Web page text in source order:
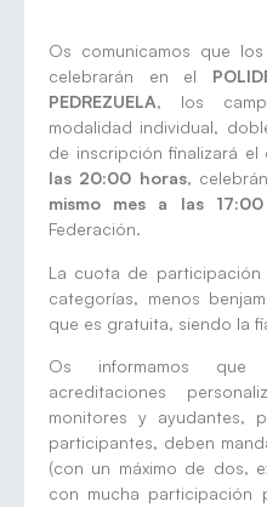
Os comunicamos que
celebrarán en el
PEDREZUELA, los
modalidad individual,
de inscripción finalizará el
las 20:00 horas,
mismo mes a las
Federación.
La cuota de
categorías, menos
que es gratuita, siendo la
Os informamos que
acreditaciones
monitores y
participantes, deben
(con un máximo de dos,
con mucha participación